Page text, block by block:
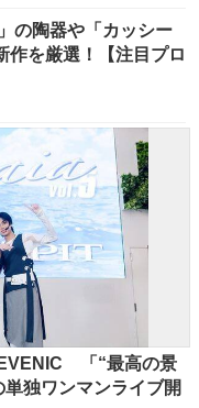
の陶器や「カッシー
を厳選！【注目プロ
「“最高の景
独ワンマンライブ開